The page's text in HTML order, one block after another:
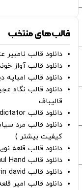
قالب‌های منتخب
دانلود قالب
دانلود قالب آواز
دانلود قالب امباپه
دانلود قالب نگاه
قالیباف
دانلود قالب kylian dictator
کیفیت بیشتر )
دانلود قالب قلعه
دانلود قالب Oh Kevin De Bruyne - Paul Hand
دانلود قالب Gut Genug - kitschrieg ft. Shirin david
دانلود قالب امیر